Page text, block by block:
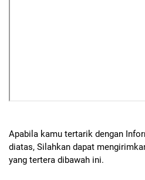
Apabila kamu tertarik dengan
diatas, Silahkan dapat
yang tertera dibawah ini.